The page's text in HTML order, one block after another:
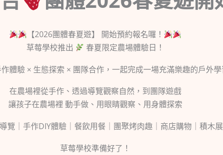
【2026團體春夏遊】 開始預約報名囉！
草莓學校推出
春夏限定農場體驗日！
體驗 × 生態探索 × 團隊合作，一起完成一場充滿樂趣的戶外學
在農場裡從手作、透過導覽觀察自然，到團隊遊戲
讓孩子在農場裡 動手做、用眼睛觀察、用身體探索
覽｜手作DIY體驗｜餐飲用餐｜團聚烤肉趣｜商店購物｜積木
草莓學校準備好了！